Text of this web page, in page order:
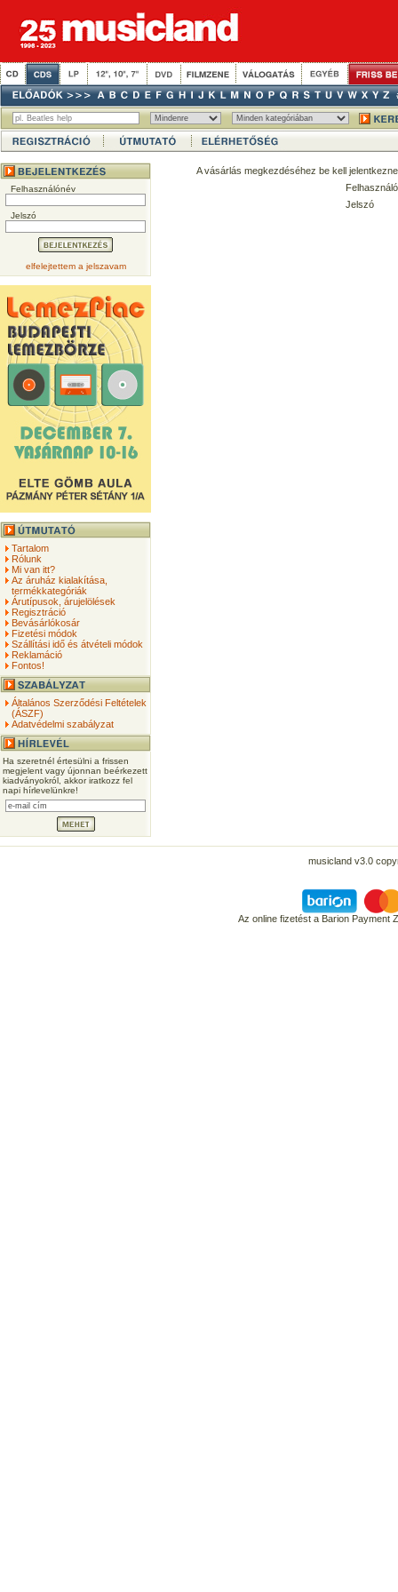
Felhasználónév
Jelszó
elfelejtettem a jelszavam
Tartalom
Rólunk
Mi van itt?
Az áruház kialakítása,
termékkategóriák
Árutípusok, árujelölések
Regisztráció
Bevásárlókosár
Fizetési módok
Szállítási idő és átvételi módok
Reklamáció
Fontos!
Általános Szerződési Feltételek
(ÁSZF)
Adatvédelmi szabályzat
Ha szeretnél értesülni a frissen
megjelent vagy újonnan beérkezett
kiadványokról, akkor iratkozz fel
napi hírlevelünkre!
A vásárlás megkezdéséhez be kell
Jelszó
musicland v3.0
Az online fizetést a Barion Payment